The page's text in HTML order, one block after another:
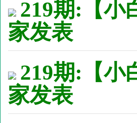
219期:【小
家发表
219期:【小
家发表